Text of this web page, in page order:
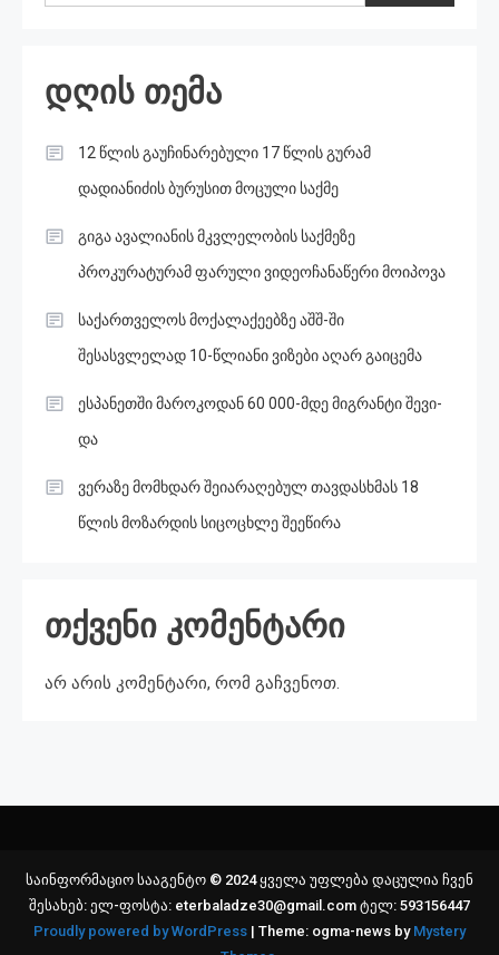
დღის თემა
12 წლის გაუჩინარებული 17 წლის გურამ
დადიანიძის ბურუსით მოცული საქმე
გიგა ავალიანის მკვლელობის საქმეზე
პროკურატურამ ფარული ვიდეოჩანაწერი მოიპოვა
საქართველოს მოქალაქეებზე აშშ-ში
შესასვლელად 10-წლიანი ვიზები აღარ გაიცემა
ესპანეთში მა­რო­კო­დან 60 000-მდე მიგ­რან­ტი შე­ვი­
და
ვერაზე მომხდარ შეიარაღებულ თავდასხმას 18
წლის მოზარდის სიცოცხლე შეეწირა
თქვენი კომენტარი
არ არის კომენტარი, რომ გაჩვენოთ.
საინფორმაციო სააგენტო © 2024 ყველა უფლება დაცულია ჩვენ
შესახებ: ელ-ფოსტა: eterbaladze30@gmail.com ტელ: 593156447
Proudly powered by WordPress | Theme: ogma-news by Mystery